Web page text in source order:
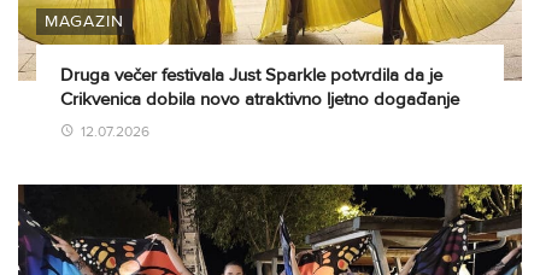
MAGAZIN
Druga večer festivala Just Sparkle potvrdila da je
Crikvenica dobila novo atraktivno ljetno događanje
12.07.2026